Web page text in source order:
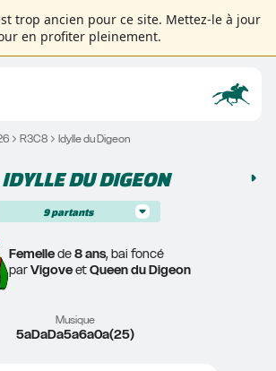
trop ancien pour ce site. Mettez-le à jour
en profiter pleinement.
R3C8 Idylle du Digeon
IDYLLE DU DIGEON
9 partants
Femelle de 8 ans, bai foncé
par Vigove et Queen du Digeon
Musique
5aDaDa5a6a0a(25)